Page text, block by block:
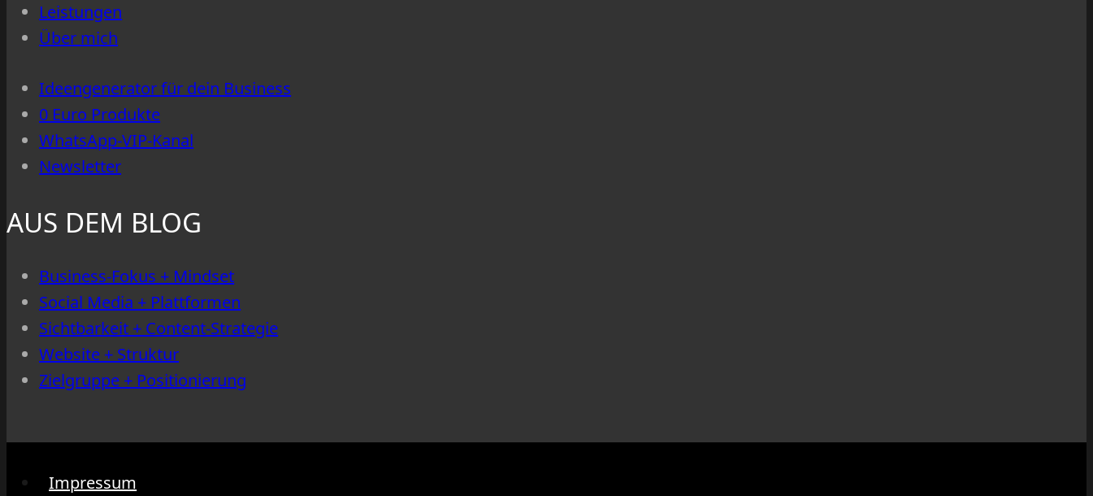
Leistungen
Über mich
Ideengenerator für dein Business
0 Euro Produkte
WhatsApp-VIP-Kanal
Newsletter
AUS DEM BLOG
Business-Fokus + Mindset
Social Media + Plattformen
Sichtbarkeit + Content-Strategie
Website + Struktur
Zielgruppe + Positionierung
Impressum